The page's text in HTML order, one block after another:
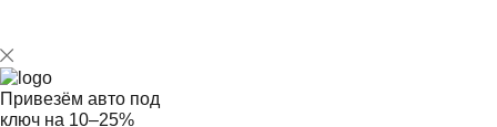
Привезём авто под
ключ на 10–25%